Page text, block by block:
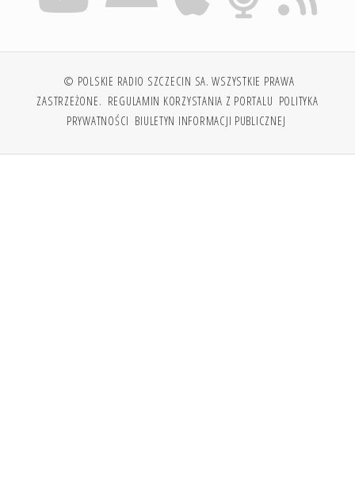
© POLSKIE RADIO SZCZECIN SA. WSZYSTKIE PRAWA
ZASTRZEŻONE. REGULAMIN KORZYSTANIA Z PORTALU POLITYKA
PRYWATNOŚCI BIULETYN INFORMACJI PUBLICZNEJ